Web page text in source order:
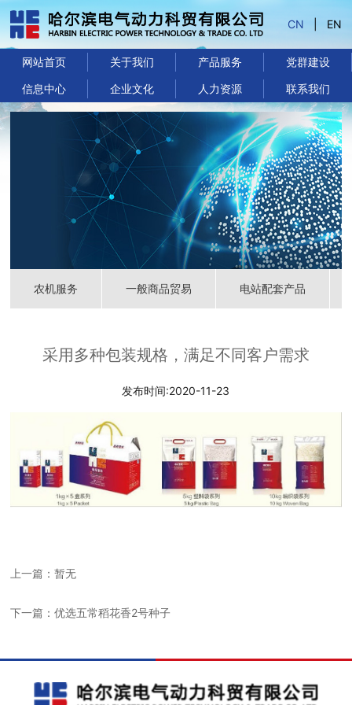
CN EN
网站首页 关于我们 产品服务
党群建设
信息中心
企业文化 人力资源 联系我们
农机服务 一般商品贸易 电站配套产品
采用多种包装规格，满足不同客户需求
发布时间:2020-11-23
上一篇：暂无
下一篇：优选五常稻花香2号种子